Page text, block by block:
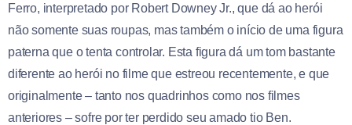
Ferro, interpretado por Robert Downey Jr., que dá ao herói
não somente suas roupas, mas também o início de uma figura
paterna que o tenta controlar. Esta figura dá um tom bastante
diferente ao herói no filme que estreou recentemente, e que
originalmente – tanto nos quadrinhos como nos filmes
anteriores – sofre por ter perdido seu amado tio Ben.